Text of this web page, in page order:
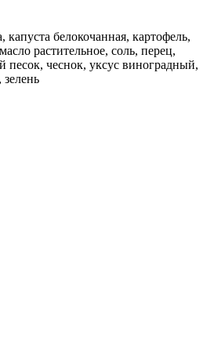
капуста белокочанная, картофель,
растительное, соль, перец,
песок, чеснок, уксус виноградный,
зелень